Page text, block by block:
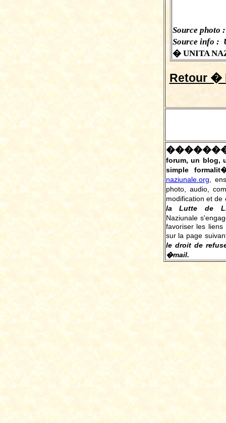
Source photo
Source info :
� UNITA
Retour �
forum, un blog,
simple
naziunale.org ,
photo, audio,
modification et
la Lutte de
Naziunale
favoriser les
sur la page
le droit de
�mail.